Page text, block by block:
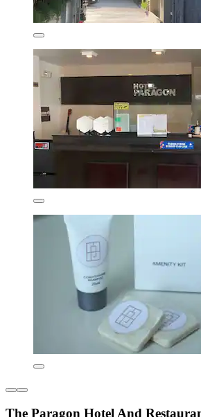
The Paragon Hotel And